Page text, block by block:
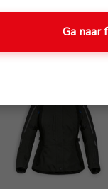
Ga naar